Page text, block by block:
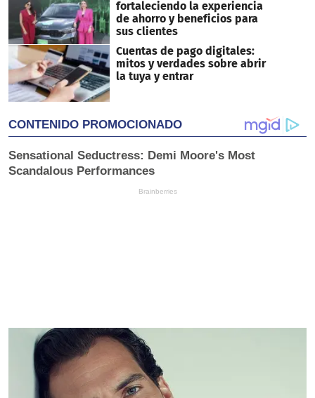
fortaleciendo la experiencia
de ahorro y beneficios para
sus clientes
Cuentas de pago digitales:
mitos y verdades sobre abrir
la tuya y entrar